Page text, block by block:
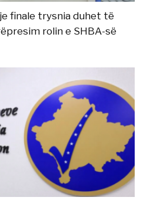
finale trysnia duhet të
rolin e SHBA-së